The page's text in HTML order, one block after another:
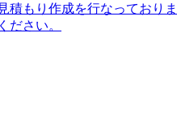
もり作成を行なっており
ださい。